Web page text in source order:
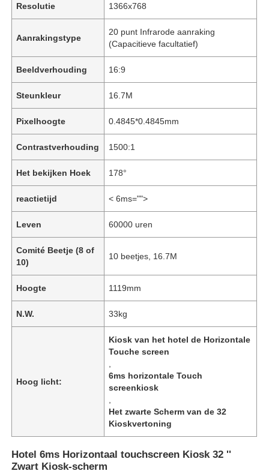
Videos
Resolutie 1366x768
Aanrakingstype
20 punt Infrarode aanraking
(Capacitieve facultatief)
Beeldverhouding 16:9
Steunkleur 16.7M
Pixelhoogte 0.4845*0.4845mm
Contrastverhouding 1500:1
Het bekijken Hoek 178°
reactietijd < 6ms="">
Leven 60000 uren
Comité Beetje (8 of
10)
10 beetjes, 16.7M
Hoogte 1119mm
N.W. 33kg
Hoog licht:
Kiosk van het hotel de Horizontale
Touche screen
6ms horizontale Touch
screenkiosk
Het zwarte Scherm van de 32
Kioskvertoning
Hotel 6ms Horizontaal touchscreen Kiosk 32 ''
Zwart Kiosk-scherm